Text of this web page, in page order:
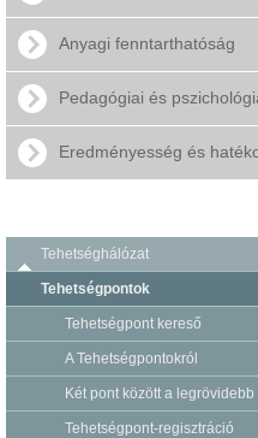
Anyagi fenntarthatóság
Pedagógiai és
Eredményesség és
Tehetséghálózat
Tehetségpontok
Tehetségpont kereső
A Tehetségpontokról
Két pont között a legrövidebb
Tehetségpont-regisztráció